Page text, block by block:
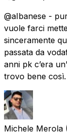
@aIbanese -
vuole farci
sinceramente
passata da
anni pk c’era
trovo bene
Michele Merola